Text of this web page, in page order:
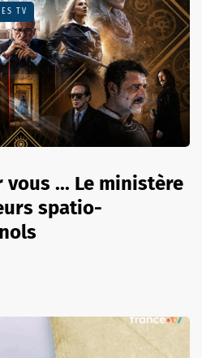
TV
... Le ministère
spatio-